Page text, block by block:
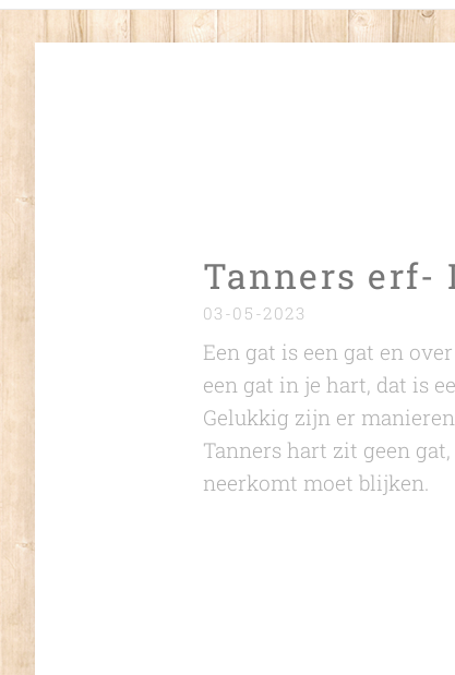
Tanners erf-
03-05-2023
Een gat is een gat en
een gat in je hart, dat is
Gelukkig zijn er
Tanners hart zit geen
neerkomt moet blijken.